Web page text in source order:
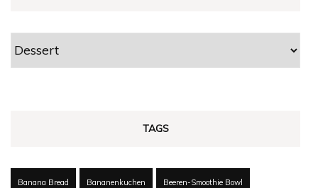
Kategorien
TAGS
Banana Bread Bananenkuchen Beeren-Smoothie Bowl